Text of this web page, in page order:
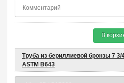
В
Труба из бериллиевой бронзы 7
ASTM B643